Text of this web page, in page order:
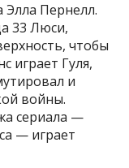
Элла Пернелл.
33 Люси,
чтобы
играет Гуля,
и
войны.
сериала —
— играет